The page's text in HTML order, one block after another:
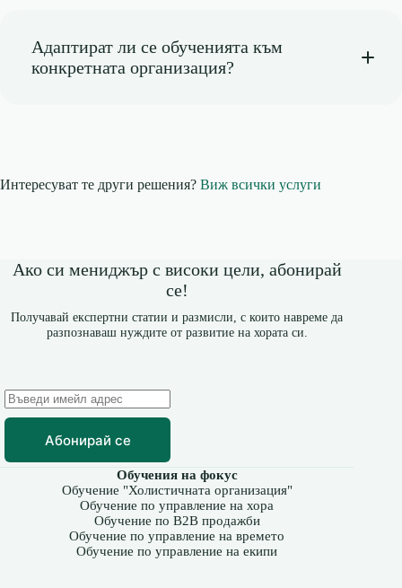
Адаптират ли се обученията към
конкретната организация?
Интересуват те други решения? Виж всички услуги
Ако си мениджър с високи цели, абонирай
се!
Получавай експертни статии и размисли, с които навреме да
разпознаваш нуждите от развитие на хората си.
Абонирай се
Обучения на фокус
Обучение "Холистичната организация"
Обучение по управление на хора
Обучение по B2B продажби
Обучение по управление на времето
Обучение по управление на екипи